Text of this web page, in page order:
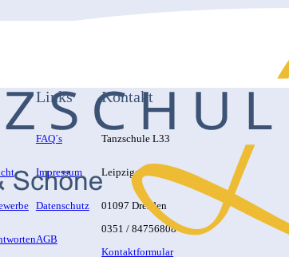
Links
FAQ´s
Impressum
Datenschutz
AGB
Kontakt
Tanzschule L33
Leipziger Str. 33
01097 Dresden
0351 / 84756808
Kontaktformular